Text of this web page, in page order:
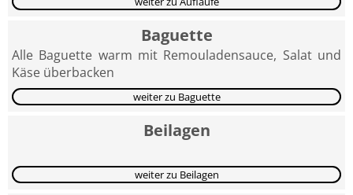
Baguette
Alle Baguette warm mit Remouladensauce, Salat und
Käse überbacken
weiter zu Baguette
Beilagen
weiter zu Beilagen